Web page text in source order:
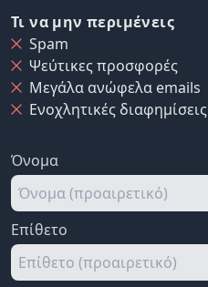
Τι να μην περιμένεις
Spam
Ψεύτικες προσφορές
Μεγάλα ανώφελα emails
Ενοχλητικές διαφημίσεις
Όνομα
Επίθετο